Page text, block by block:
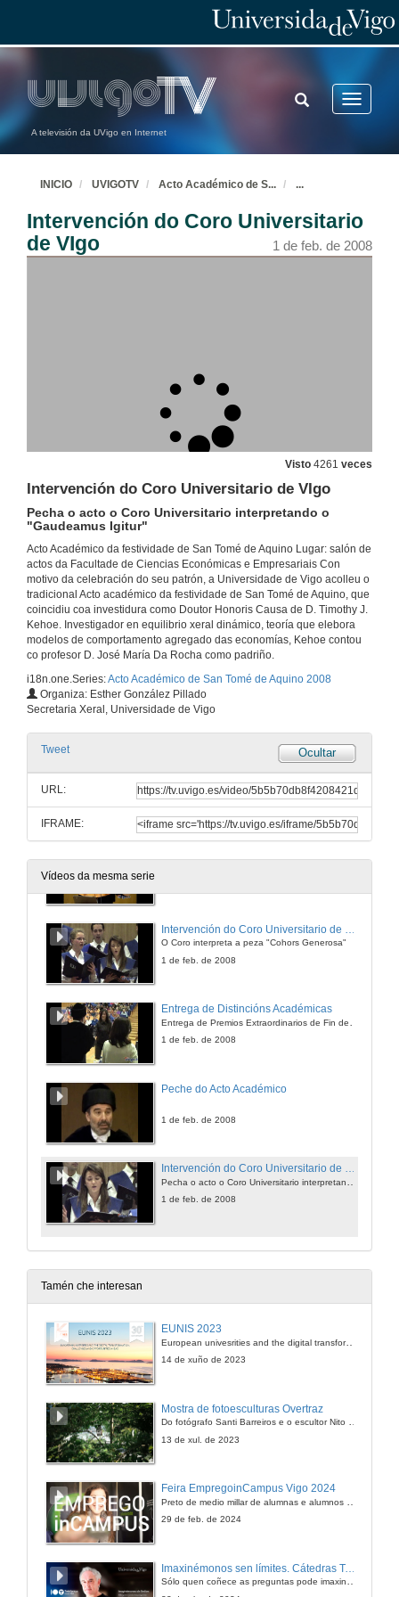
A televisión da UVigo en Internet
Toggle
TOGGLE
SEARCH
INICIO UVIGOTV Acto Académico de S... ...
Intervención do Coro Universitario
de VIgo
1 de feb. de 2008
Visto 4261 veces
Intervención do Coro Universitario de VIgo
Pecha o acto o Coro Universitario interpretando o
"Gaudeamus Igitur"
Acto Académico da festividade de San Tomé de Aquino Lugar: salón de
actos da Facultade de Ciencias Económicas e Empresariais Con
motivo da celebración do seu patrón, a Universidade de Vigo acolleu o
tradicional Acto académico da festividade de San Tomé de Aquino, que
coincidiu coa investidura como Doutor Honoris Causa de D. Timothy J.
Kehoe. Investigador en equilibrio xeral dinámico, teoría que elebora
modelos de comportamento agregado das economías, Kehoe contou
co profesor D. José María Da Rocha como padriño.
i18n.one.Series:Acto Académico de San Tomé de Aquino 2008
Organiza: Esther González Pillado
Secretaria Xeral, Universidade de Vigo
Tweet Ocultar
URL:
IFRAME:
Vídeos da mesma serie
1 de feb. de 2008
Apertura do Acto Académico
1 de feb. de 2008
Presentación de D. Timothy Kehoe
1 de feb. de 2008
O Coro interpreta a peza "Cohors Generosa"
1 de feb. de 2008
Entrega de Distincións Académicas
1 de feb. de 2008
Peche do Acto Académico
1 de feb. de 2008
Intervención do Coro Universitario de VIgo
1 de feb. de 2008
Tamén che interesan
EUNIS 2023
European univesrities and the digital transformation: challenges and opportunities ahead
14 de xuño de 2023
Mostra de fotoesculturas Overtraz
Do fotógrafo Santi Barreiros e o escultor Nito Contreras.
13 de xul. de 2023
Feira EmpregoinCampus Vigo 2024
29 de feb. de 2024
Imaxinémonos sen límites. Cátedras Telefónica
Sólo quen coñece as preguntas pode imaxinar novas respostas